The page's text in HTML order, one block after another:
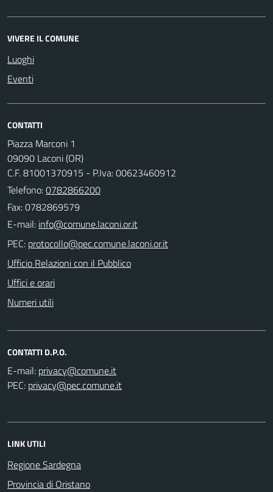
VIVERE IL COMUNE
Luoghi
Eventi
CONTATTI
Piazza Marconi 1
09090 Laconi (OR)
C.F. 81001370915 - P.Iva: 00623460912
Telefono:0782866200
Fax: 0782869579
E-mail:
PEC:
Ufficio Relazioni con il Pubblico
Uffici e orari
Numeri utili
CONTATTI D.P.O.
E-mail:
PEC:
LINK UTILI
Regione Sardegna
Provincia di Oristano